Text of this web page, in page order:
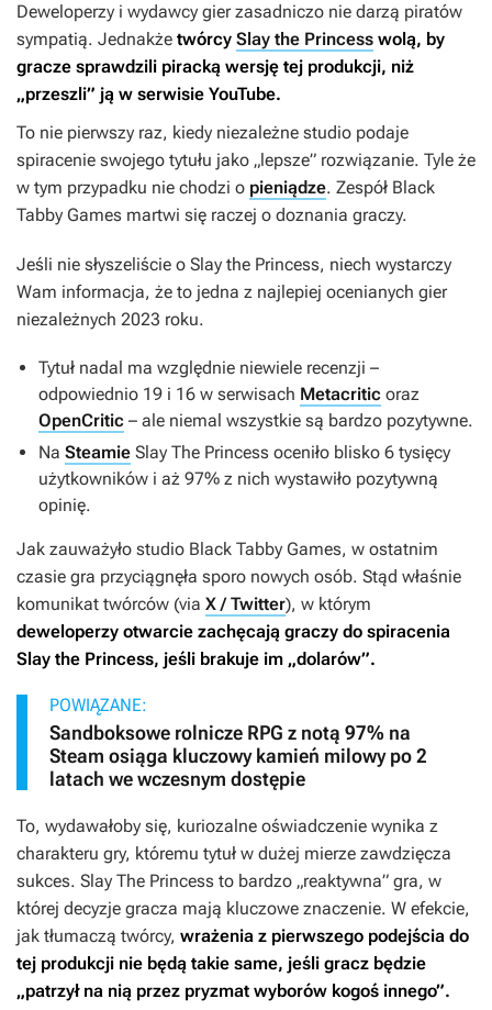
Deweloperzy i wydawcy gier zasadniczo nie darzą piratów
sympatią. Jednakże twórcy Slay the Princess wolą, by
gracze sprawdzili piracką wersję tej produkcji, niż
„przeszli” ją w serwisie YouTube.
To nie pierwszy raz, kiedy niezależne studio podaje
spiracenie swojego tytułu jako „lepsze” rozwiązanie. Tyle że
w tym przypadku nie chodzi o pieniądze. Zespół Black
Tabby Games martwi się raczej o doznania graczy.
Jeśli nie słyszeliście o Slay the Princess, niech wystarczy
Wam informacja, że to jedna z najlepiej ocenianych gier
niezależnych 2023 roku.
Tytuł nadal ma względnie niewiele recenzji –
odpowiednio 19 i 16 w serwisach Metacritic oraz
OpenCritic – ale niemal wszystkie są bardzo pozytywne.
Na Steamie Slay The Princess oceniło blisko 6 tysięcy
użytkowników i aż 97% z nich wystawiło pozytywną
opinię.
Jak zauważyło studio Black Tabby Games, w ostatnim
czasie gra przyciągnęła sporo nowych osób. Stąd właśnie
komunikat twórców (via X / Twitter), w którym
deweloperzy otwarcie zachęcają graczy do spiracenia
Slay the Princess, jeśli brakuje im „dolarów”.
POWIĄZANE:
Sandboksowe rolnicze RPG z notą 97% na
Steam osiąga kluczowy kamień milowy po 2
latach we wczesnym dostępie
To, wydawałoby się, kuriozalne oświadczenie wynika z
charakteru gry, któremu tytuł w dużej mierze zawdzięcza
sukces. Slay The Princess to bardzo „reaktywna” gra, w
której decyzje gracza mają kluczowe znaczenie. W efekcie,
jak tłumaczą twórcy, wrażenia z pierwszego podejścia do
tej produkcji nie będą takie same, jeśli gracz będzie
„patrzył na nią przez pryzmat wyborów kogoś innego”.